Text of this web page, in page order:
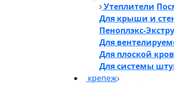
Утеплители
Для крыши и
Пеноплэкс-
Для
Для плоской
Для системы
крепеж